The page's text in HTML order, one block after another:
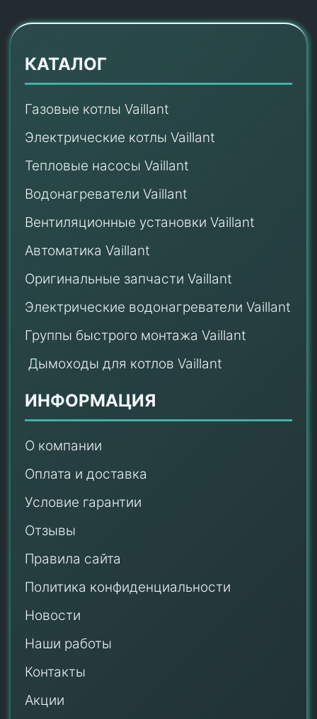
КАТАЛОГ
Газовые котлы Vaillant
Электрические котлы Vaillant
Тепловые насосы Vaillant
Водонагреватели Vaillant
Вентиляционные установки Vaillant
Автоматика Vaillant
Оригинальные запчасти Vaillant
Электрические водонагреватели Vaillant
Группы быстрого монтажа Vaillant
Дымоходы для котлов Vaillant
ИНФОРМАЦИЯ
О компании
Оплата и доставка
Условие гарантии
Отзывы
Правила сайта
Политика конфиденциальности
Новости
Наши работы
Контакты
Акции